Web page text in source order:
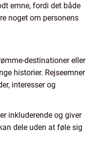
emne, fordi det både
noget om personens
destinationer eller
historier. Rejseemner
interesser og
inkluderende og giver
dele uden at føle sig